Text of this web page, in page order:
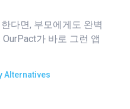
다면, 부모에게도 완벽
가 바로 그런 앱
Alternatives